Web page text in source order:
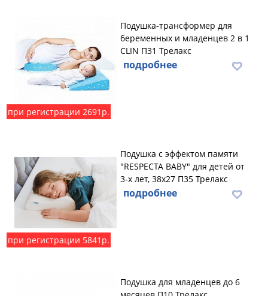
при регистрации 2691р.
Подушка-трансформер для
беременных и младенцев 2 в 1
CLIN П31 Трелакс
подробнее
при регистрации 5841р.
Подушка с эффектом памяти
"RESPECTA BABY" для детей от
3-х лет, 38х27 П35 Трелакс
подробнее
Подушка для младенцев до 6